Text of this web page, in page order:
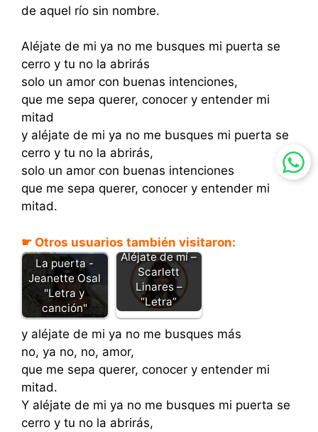
de aquel río sin nombre.
Aléjate de mi ya no me busques mi puerta se
cerro y tu no la abrirás
solo un amor con buenas intenciones,
que me sepa querer, conocer y entender mi
mitad
y aléjate de mi ya no me busques mi puerta se
cerro y tu no la abrirás,
solo un amor con buenas intenciones
que me sepa querer, conocer y entender mi
mitad.
☛ Otros usuarios también visitaron:
La puerta -
Jeanette Osal
"Letra y
canción"
Aléjate de mí –
Scarlett
Linares –
“Letra”
y aléjate de mi ya no me busques más
no, ya no, no, amor,
que me sepa querer, conocer y entender mi
mitad.
Y aléjate de mi ya no me busques mi puerta se
cerro y tu no la abrirás,